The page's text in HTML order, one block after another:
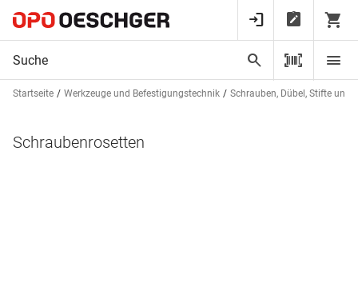
Startseite Werkzeuge und Befestigungstechnik Schrauben, Dübel, Stifte und
Schraubenrosetten